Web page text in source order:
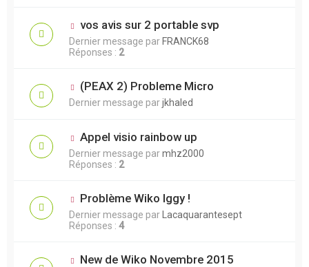
vos avis sur 2 portable svp
Dernier message par FRANCK68
Réponses : 2
(PEAX 2) Probleme Micro
Dernier message parjkhaled
Appel visio rainbow up
Dernier message parmhz2000
Réponses : 2
Problème Wiko Iggy !
Dernier message par
Lacaquarantesept
Réponses : 4
New de Wiko Novembre 2015